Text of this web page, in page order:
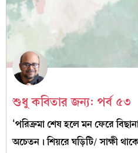
শুধু কবিতার জন্য: পর্ব ৫৩
‘পরিক্রমা শেষ হলে মন ফেরে
অচেতন। শিয়রে ঘড়িটি/ সাক্ষী